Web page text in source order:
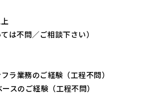
は不問／ご相談下さい）
業務のご経験（工程不問）
スのご経験（工程不問）